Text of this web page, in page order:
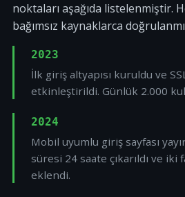
noktaları aşağıda listelenmiştir.
bağımsız kaynaklarca
2023
İlk giriş altyapısı kuruldu ve
etkinleştirildi. Günlük 2.000
2024
Mobil uyumlu giriş sayfası
süresi 24 saate çıkarıldı ve
eklendi.